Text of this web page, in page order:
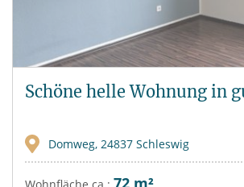
Schöne helle Wohnung in
Domweg, 24837 Schleswig
72 m²